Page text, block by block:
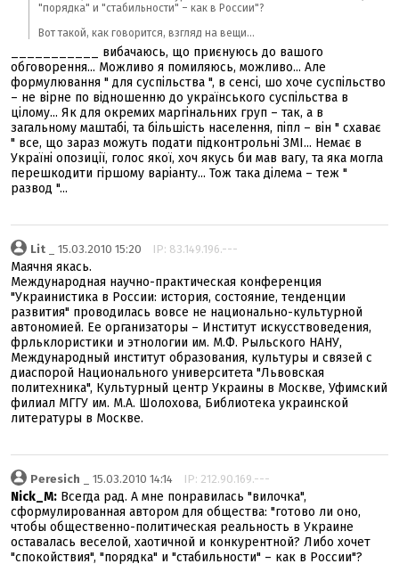
"порядка" и "стабильности" – как в России"?
Вот такой, как говорится, взгляд на вещи...
___________ вибачаюсь, що приєнуюсь до вашого
обговорення... Можливо я помиляюсь, можливо... Але
формулювання " для суспільства ", в сенсі, шо хоче суспільство
– не вірне по відношенню до українського суспільства в
цілому... Як для окремих маргінальних груп – так, а в
загальному маштабі, та більшість населення, піпл – він " схаває
" все, що зараз можуть подати підконтрольні ЗМІ... Немає в
Україні опозиції, голос якої, хоч якусь би мав вагу, та яка могла
перешкодити гіршому варіанту... Тож така ділема – теж "
развод "...
Lit _ 15.03.2010 15:20 IP: 83.149.196.---
Маячня якась.
Международная научно-практическая конференция
"Украинистика в России: история, состояние, тенденции
развития" проводилась вовсе не национально-культурной
автономией. Ее организаторы – Институт искусствоведения,
фрльклористики и этнологии им. М.Ф. Рыльского НАНУ,
Международный институт образования, культуры и связей с
диаспорой Национального университета "Львовская
политехника", Культурный центр Украины в Москве, Уфимский
филиал МГГУ им. М.А. Шолохова, Библиотека украинской
литературы в Москве.
Peresich _ 15.03.2010 14:14 IP: 212.90.169.---
Nick_M: Всегда рад. А мне понравилась "вилочка",
сформулированная автором для общества: "готово ли оно,
чтобы общественно-политическая реальность в Украине
оставалась веселой, хаотичной и конкурентной? Либо хочет
"спокойствия", "порядка" и "стабильности" – как в России"?